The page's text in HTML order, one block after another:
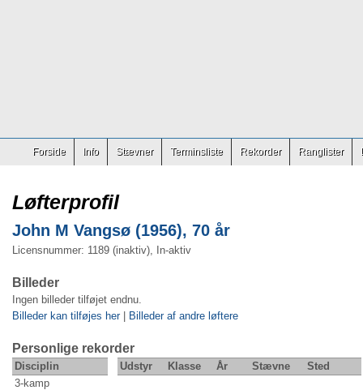
Forside Info Stævner Terminsliste Rekorder Ranglister
Løfterprofil
John M Vangsø (1956), 70 år
Licensnummer: 1189 (inaktiv), In-aktiv
Billeder
Ingen billeder tilføjet endnu.
Billeder kan tilføjes her| Billeder af andre løftere
Personlige rekorder
Disciplin Udstyr Klasse År Stævne
Sted
3-kamp